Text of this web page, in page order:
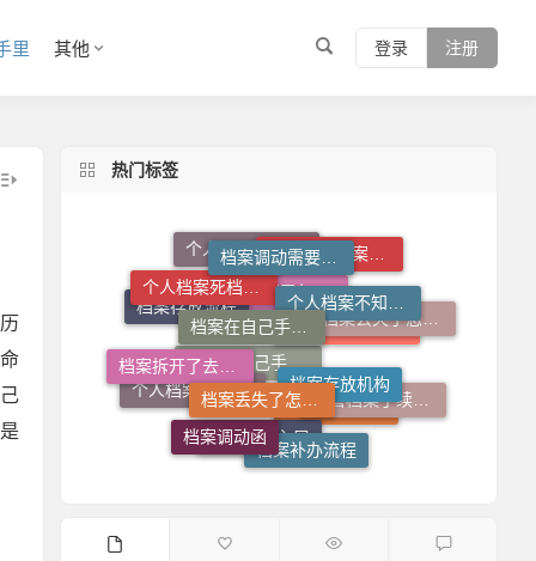
登录 注册
里 其他
热门标签
档案在自己手里怎么办
档案拆开了怎么补救
档案查询系统官网
档案托管流程
档案查询入口
个人档案查询系统
档案存放流程
个人档案去向查询 人才中心档案接收流程
档案丢失了怎么办
托管档案手续如何办理
档案补办流程
档案调动函
档案拆开了去哪里封
个人档案死档激活
档案调动需要什么手续
个人档案不知道在哪儿怎么查
档案存放机构
档案丢失了怎么补
档案在自己手里怎么放到人才市场